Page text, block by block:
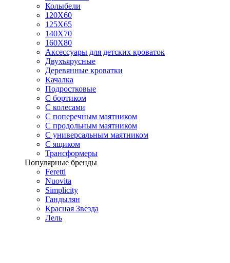
Колыбели
120Х60
125X65
140Х70
160Х80
Аксессуары для детских кроваток
Двухъярусные
Деревянные кроватки
Качалка
Подростковые
С бортиком
С колесами
С поперечным маятником
С продольным маятником
С универсальным маятником
С ящиком
Трансформеры
Популярные бренды
Feretti
Nuovita
Simplicity
Гандылян
Красная Звезда
Лель